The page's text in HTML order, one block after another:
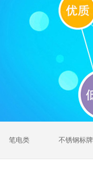
笔电类 不锈钢标牌